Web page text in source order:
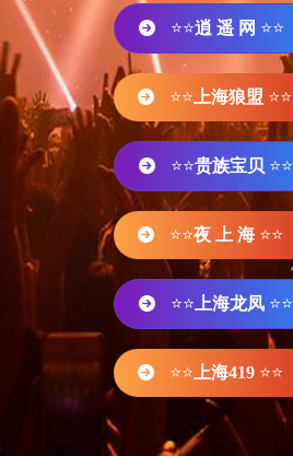
⭐⭐逍 遥 网 ⭐⭐
⭐⭐ 上海狼盟 ⭐⭐
⭐⭐贵族宝贝 ⭐⭐
⭐⭐夜 上 海 ⭐⭐
⭐⭐ 上海龙凤 ⭐⭐
⭐⭐ 上海419 ⭐⭐